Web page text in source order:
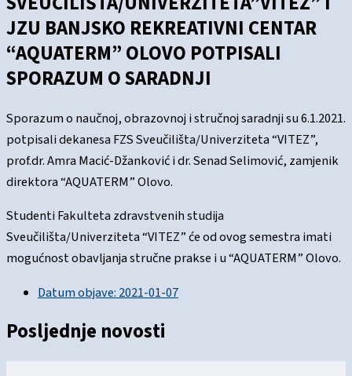
JZU BANJSKO REKREATIVNI CENTAR
“AQUATERM” OLOVO POTPISALI
SPORAZUM O SARADNJI
Sporazum o naučnoj, obrazovnoj i stručnoj saradnji su 6.1.2021.
potpisali dekanesa FZS Sveučilišta/Univerziteta “VITEZ”,
prof.dr. Amra Macić-Džanković i dr. Senad Selimović, zamjenik
direktora “AQUATERM” Olovo.
Studenti Fakulteta zdravstvenih studija
Sveučilišta/Univerziteta “VITEZ” će od ovog semestra imati
mogućnost obavljanja stručne prakse i u “AQUATERM” Olovo.
Datum objave: 2021-01-07
Posljednje novosti